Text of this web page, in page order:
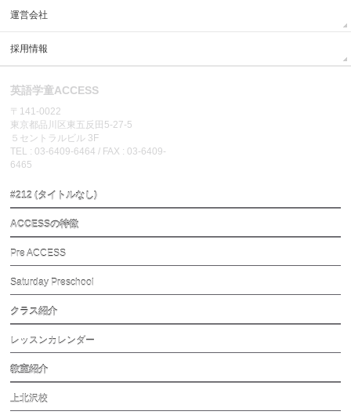
運営会社
採用情報
英語学童ACCESS
〒141-0022
東京都品川区東五反田5-27-5
５セントラルビル 3F
TEL : 03-6409-6464 / FAX : 03-6409-
6465
#212 (タイトルなし)
ACCESSの特徴
Pre ACCESS
Saturday Preschool
クラス紹介
レッスンカレンダー
教室紹介
上北沢校